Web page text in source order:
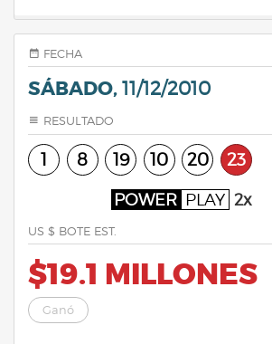
FECHA
SÁBADO, 11/12/2010
RESULTADO
1 8 19 10 20 23
POWER PLAY 2x
US $ BOTE EST.
$19.1 MILLONES
Ganó